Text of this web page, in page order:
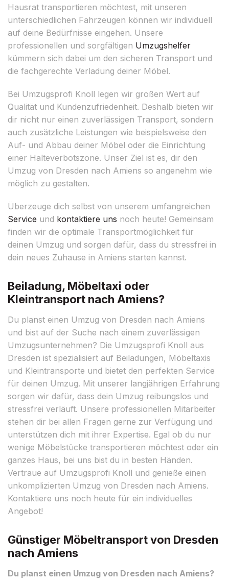
Hausrat transportieren möchtest, mit unseren
unterschiedlichen Fahrzeugen können wir individuell
auf deine Bedürfnisse eingehen. Unsere
professionellen und sorgfältigen Umzugshelfer
kümmern sich dabei um den sicheren Transport und
die fachgerechte Verladung deiner Möbel.
Bei Umzugsprofi Knoll legen wir großen Wert auf
Qualität und Kundenzufriedenheit. Deshalb bieten wir
dir nicht nur einen zuverlässigen Transport, sondern
auch zusätzliche Leistungen wie beispielsweise den
Auf- und Abbau deiner Möbel oder die Einrichtung
einer Halteverbotszone. Unser Ziel ist es, dir den
Umzug von Dresden nach Amiens so angenehm wie
möglich zu gestalten.
Überzeuge dich selbst von unserem umfangreichen
Service und kontaktiere uns noch heute! Gemeinsam
finden wir die optimale Transportmöglichkeit für
deinen Umzug und sorgen dafür, dass du stressfrei in
dein neues Zuhause in Amiens starten kannst.
Beiladung, Möbeltaxi oder
Kleintransport nach Amiens?
Du planst einen Umzug von Dresden nach Amiens
und bist auf der Suche nach einem zuverlässigen
Umzugsunternehmen? Die Umzugsprofi Knoll aus
Dresden ist spezialisiert auf Beiladungen, Möbeltaxis
und Kleintransporte und bietet den perfekten Service
für deinen Umzug. Mit unserer langjährigen Erfahrung
sorgen wir dafür, dass dein Umzug reibungslos und
stressfrei verläuft. Unsere professionellen Mitarbeiter
stehen dir bei allen Fragen gerne zur Verfügung und
unterstützen dich mit ihrer Expertise. Egal ob du nur
wenige Möbelstücke transportieren möchtest oder ein
ganzes Haus, bei uns bist du in besten Händen.
Vertraue auf Umzugsprofi Knoll und genieße einen
unkomplizierten Umzug von Dresden nach Amiens.
Kontaktiere uns noch heute für ein individuelles
Angebot!
Günstiger Möbeltransport von Dresden
nach Amiens
Du planst einen Umzug von Dresden nach Amiens?